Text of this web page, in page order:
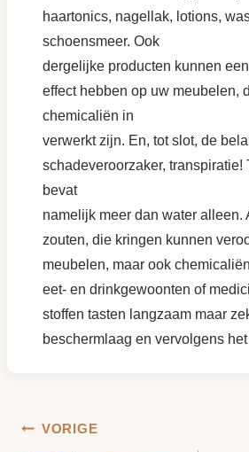
haartonics, nagellak, lotions,
schoensmeer. Ook
dergelijke producten kunnen
effect hebben op uw meubelen,
chemicaliën in
verwerkt zijn. En, tot slot, de
schadeveroorzaker, transpiratie!
bevat
namelijk meer dan water alleen.
zouten, die kringen kunnen
meubelen, maar ook
eet- en drinkgewoonten of
stoffen tasten langzaam maar
beschermlaag en vervolgens
Bericht
VORIGE